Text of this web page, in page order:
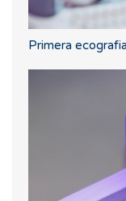
Primera